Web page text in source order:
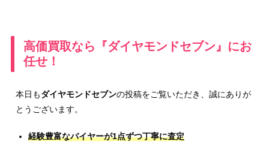
高価買取なら『ダイヤモンドセブン』にお
任せ！
本日もダイヤモンドセブンの投稿をご覧いただき、誠にありが
とうございます。
経験豊富なバイヤーが1点ずつ丁寧に査定